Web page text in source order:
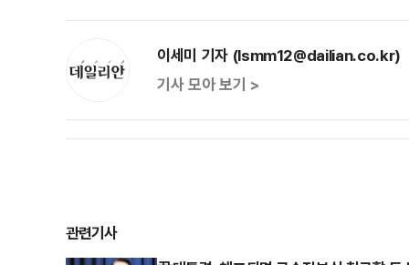
이세미 기자 (lsmm12@dailian.co.kr)
기사 모아 보기 >
관련기사